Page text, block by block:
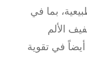
بما في
الألم
في تقوية